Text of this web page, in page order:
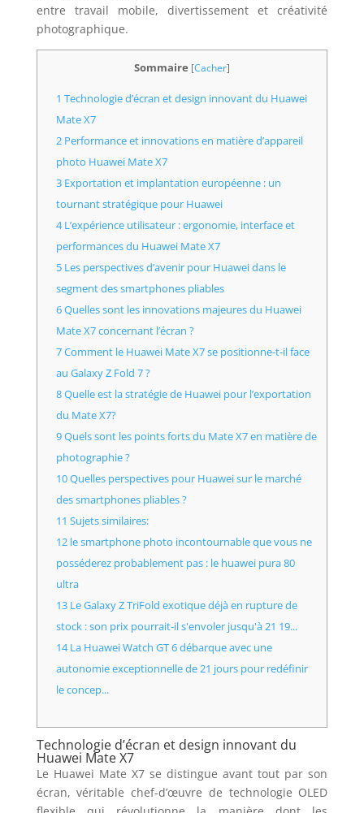
entre travail mobile, divertissement et créativité
photographique.
Sommaire [Cacher]
1 Technologie d’écran et design innovant du Huawei
Mate X7
2 Performance et innovations en matière d’appareil
photo Huawei Mate X7
3 Exportation et implantation européenne : un
tournant stratégique pour Huawei
4 L’expérience utilisateur : ergonomie, interface et
performances du Huawei Mate X7
5 Les perspectives d’avenir pour Huawei dans le
segment des smartphones pliables
6 Quelles sont les innovations majeures du Huawei
Mate X7 concernant l’écran ?
7 Comment le Huawei Mate X7 se positionne-t-il face
au Galaxy Z Fold 7 ?
8 Quelle est la stratégie de Huawei pour l’exportation
du Mate X7?
9 Quels sont les points forts du Mate X7 en matière de
photographie ?
10 Quelles perspectives pour Huawei sur le marché
des smartphones pliables ?
11 Sujets similaires:
12 le smartphone photo incontournable que vous ne
posséderez probablement pas : le huawei pura 80
ultra
13 Le Galaxy Z TriFold exotique déjà en rupture de
stock : son prix pourrait-il s'envoler jusqu'à 21 19...
14 La Huawei Watch GT 6 débarque avec une
autonomie exceptionnelle de 21 jours pour redéfinir
le concep...
Technologie d’écran et design innovant du
Huawei Mate X7
Le Huawei Mate X7 se distingue avant tout par son
écran, véritable chef-d’œuvre de technologie OLED